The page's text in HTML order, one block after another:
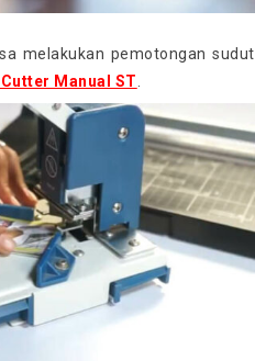
melakukan pemotongan sudut
Manual ST